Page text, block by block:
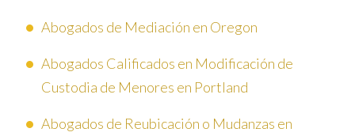
Abogados de Mediación en Oregon
Abogados Calificados en Modificación de
Custodia de Menores en Portland
Abogados de Reubicación o Mudanzas en